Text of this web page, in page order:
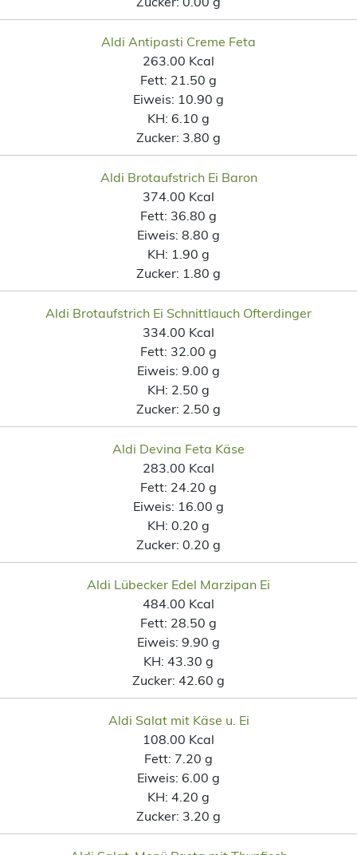
Aldi Antipasti Creme Feta
263.00 Kcal
Fett: 21.50 g
Eiweis: 10.90 g
KH: 6.10 g
Zucker: 3.80 g
Aldi Brotaufstrich Ei Baron
374.00 Kcal
Fett: 36.80 g
Eiweis: 8.80 g
KH: 1.90 g
Zucker: 1.80 g
Aldi Brotaufstrich Ei Schnittlauch Ofterdinger
334.00 Kcal
Fett: 32.00 g
Eiweis: 9.00 g
KH: 2.50 g
Zucker: 2.50 g
Aldi Devina Feta Käse
283.00 Kcal
Fett: 24.20 g
Eiweis: 16.00 g
KH: 0.20 g
Zucker: 0.20 g
Aldi Lübecker Edel Marzipan Ei
484.00 Kcal
Fett: 28.50 g
Eiweis: 9.90 g
KH: 43.30 g
Zucker: 42.60 g
Aldi Salat mit Käse u. Ei
108.00 Kcal
Fett: 7.20 g
Eiweis: 6.00 g
KH: 4.20 g
Zucker: 3.20 g